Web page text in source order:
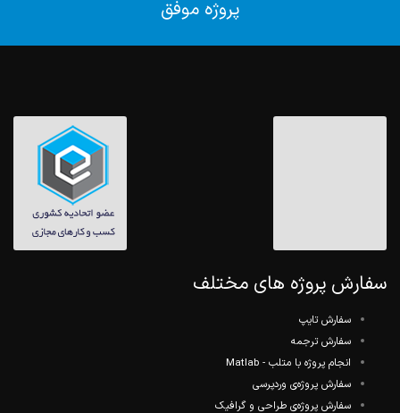
پروژه موفق
پروژه های مختلف
سفارش تایپ
سفارش ترجمه
انجام پروژه با متلب - Matlab
سفارش پروژه‌ی وردپرسی
سفارش پروژه‌ی طراحی و گرافیک